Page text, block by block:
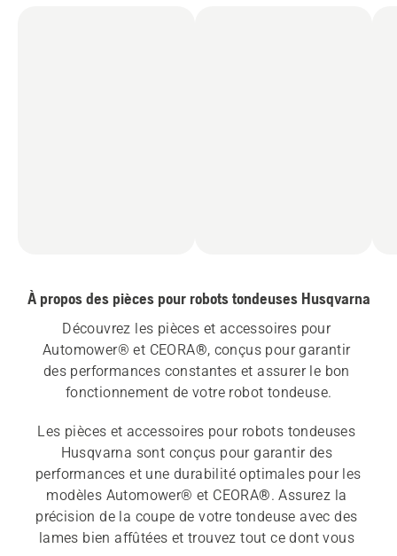
À propos des pièces pour robots tondeuses Husqvarna
Découvrez les pièces et accessoires pour
Automower® et CEORA®, conçus pour garantir
des performances constantes et assurer le bon
fonctionnement de votre robot tondeuse.
Les pièces et accessoires pour robots tondeuses
Husqvarna sont conçus pour garantir des
performances et une durabilité optimales pour les
modèles Automower® et CEORA®. Assurez la
précision de la coupe de votre tondeuse avec des
lames bien affûtées et trouvez tout ce dont vous